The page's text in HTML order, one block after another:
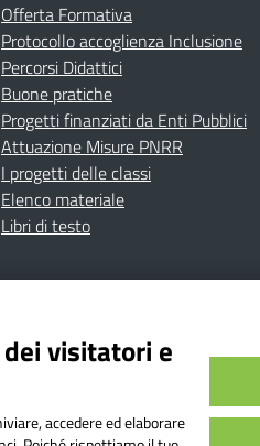
Offerta Formativa
Protocollo accoglienza Inclusione
Percorsi Didattici
Buone pratiche
Progetti finanziati da Enti Pubblici
Attuazione Misure PNRR
I progetti delle classi
Elenco materiale
Libri di testo
Note Legali
| P.E.C.:
| Codice IPA:
visitatori e
accedere ed elaborare